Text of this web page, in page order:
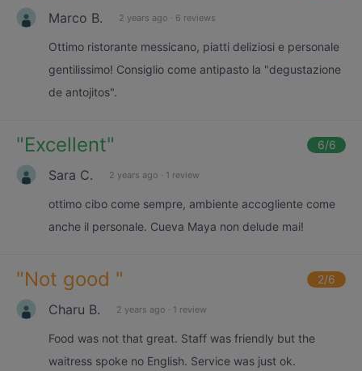
Marco B. 2 years ago · 6 reviews
Ottimo ristorante messicano, piatti deliziosi e personale
gentilissimo! Consiglio come antipasto la "degustazione
de antojitos".
"Excellent" 6/6
Sara C. 2 years ago · 1 review
ottimo cibo come sempre, ambiente accogliente come
anche il personale. Cueva Maya non delude mai!
"Not good " 2/6
Charu B. 2 years ago · 1 review
Food was not that great. Staff was friendly but the
waitress spoke no English. Service was just ok.